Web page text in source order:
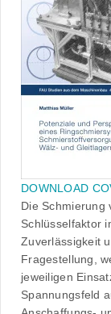
DOWNLOAD
Die Schmierung
Schlüsselfaktor
Zuverlässigkeit
Fragestellung,
jeweiligen
Spannungsfeld